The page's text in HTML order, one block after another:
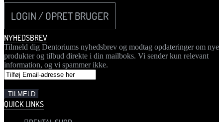
LOGIN / OPRET BRUGER
NYHEDSBREV
Tilmeld dig Dentoriums nyhedsbrev og modtag opdateringer om nye
produkter og tilbud direkte i din mailboks. Vi sender kun relevant
information, og vi spammer ikke.
QUICK LINKS